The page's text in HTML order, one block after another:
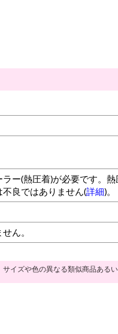
ー(熱圧着)が必要です。
良ではありません(詳細)。
ん。
サイズや色の異なる類似商品ある